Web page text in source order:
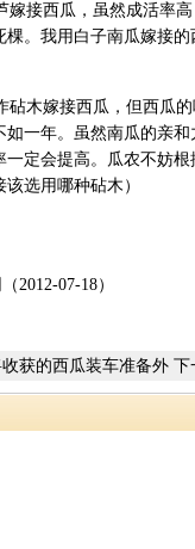
接西瓜，虽然成活率
。我用白子南瓜嫁接
木嫁接西瓜，但西瓜
一年。虽然南瓜的亲
定会提高。瓜农不妨
选用哪种砧木）
2012-07-18）
下
获的西瓜装车准备外